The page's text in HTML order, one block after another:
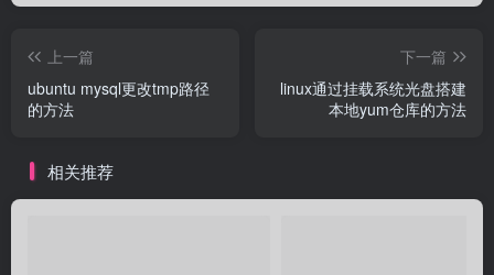
上一篇
ubuntu mysql更改tmp路径
的方法
下一篇
linux通过挂载系统光盘搭建
本地yum仓库的方法
相关推荐